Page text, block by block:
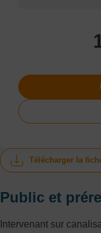
Télécharger la
Public et
Intervenant sur